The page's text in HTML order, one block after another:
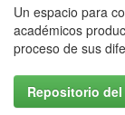
Un espacio para
académicos
proceso de sus
Repositorio del